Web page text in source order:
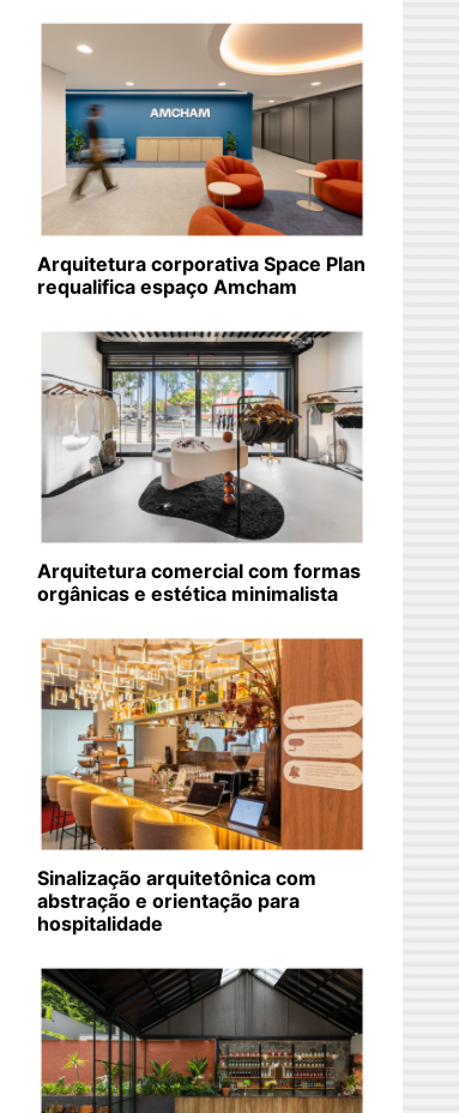
Arquitetura corporativa Space Plan
requalifica espaço Amcham
Arquitetura comercial com formas
orgânicas e estética minimalista
Sinalização arquitetônica com
abstração e orientação para
hospitalidade